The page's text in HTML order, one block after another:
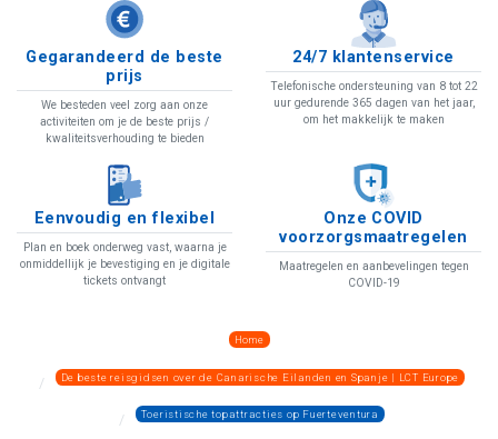
Gegarandeerd de beste
prijs
We besteden veel zorg aan onze
activiteiten om je de beste prijs /
kwaliteitsverhouding te bieden
24/7 klantenservice
Telefonische ondersteuning van 8 tot 22
uur gedurende 365 dagen van het jaar,
om het makkelijk te maken
Eenvoudig en flexibel
Plan en boek onderweg vast, waarna je
onmiddellijk je bevestiging en je digitale
tickets ontvangt
Onze COVID
voorzorgsmaatregelen
Maatregelen en aanbevelingen tegen
COVID-19
Home
De beste reisgidsen over de Canarische Eilanden en Spanje | LCT Europe
Toeristische topattracties op Fuerteventura